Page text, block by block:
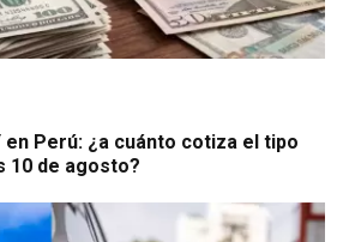
en Perú: ¿a cuánto cotiza el tipo
10 de agosto?